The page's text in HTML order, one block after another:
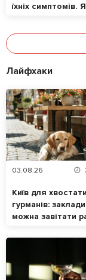
їхніх симптомів.
Лайфхаки
03.08.26
Київ для
гурманів:
можна завітати
улюбленцем